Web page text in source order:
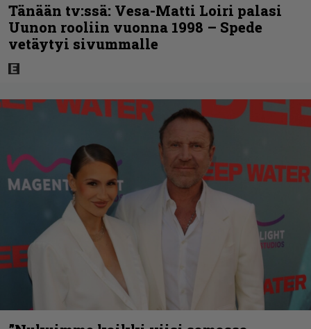
Tänään tv:ssä: Vesa-Matti Loiri palasi
Uunon rooliin vuonna 1998 – Spede
vetäytyi sivummalle